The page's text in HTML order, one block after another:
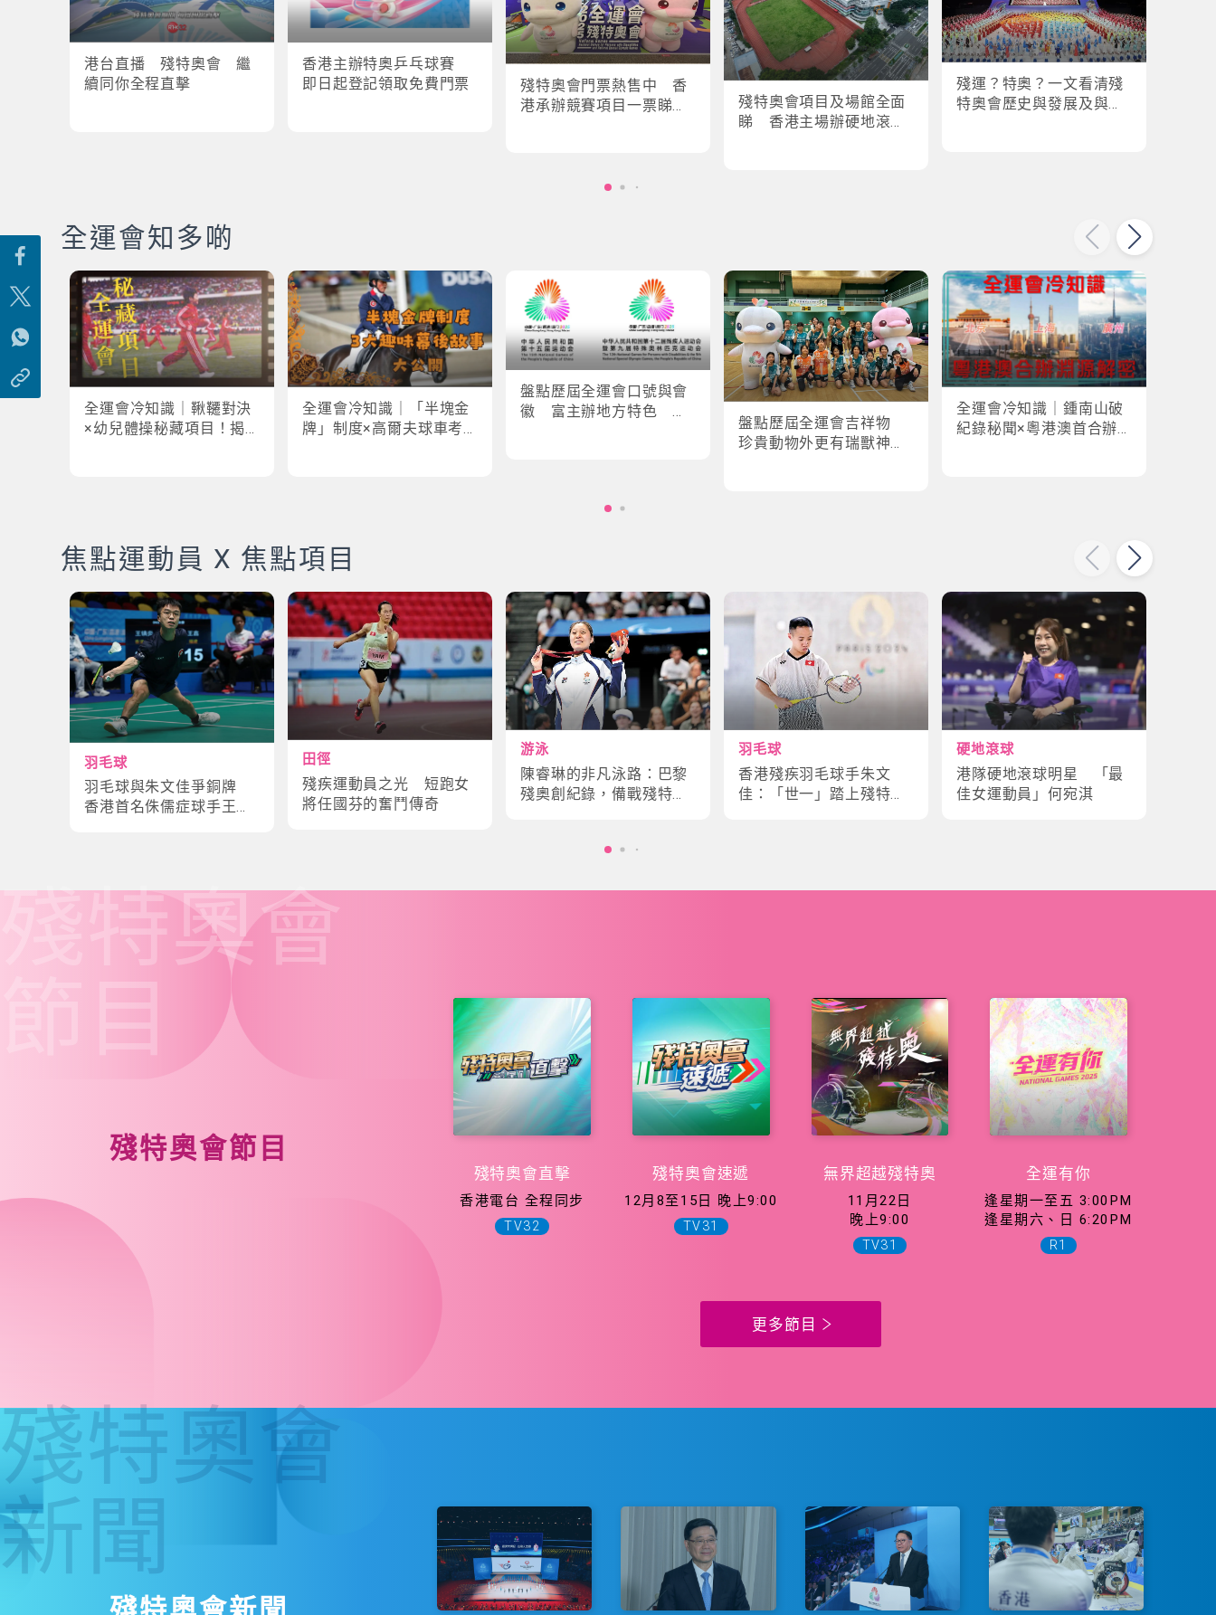
港台直播 殘特奧會 繼
續同你全程直擊
香港主辦特奧乒乓球賽
即日起登記領取免費門票
殘特奧會門票熱售中 香
港承辦競賽項目一票睇所
殘特奧會項目及場館全面
睇 香港主場辦硬地滾球
殘運？特奧？一文看清殘
特奧會歷史與發展及與全
全運會知多啲
全運會冷知識｜鞦韆對決
×幼兒體操秘藏項目！揭
全運會冷知識｜「半塊金
牌」制度×高爾夫球車考
盤點歷屆全運會口號與會
徽 富主辦地方特色 數
盤點歷屆全運會吉祥物
珍貴動物外更有瑞獸神話
全運會冷知識｜鍾南山破
紀錄秘聞×粵港澳首合辦
焦點運動員 X 焦點項目
羽毛球
羽毛球與朱文佳爭銅牌
香港首名侏儒症球手王鎮
田徑
殘疾運動員之光 短跑女
將任國芬的奮鬥傳奇
游泳
陳睿琳的非凡泳路：巴黎
殘奧創紀錄，備戰殘特奧
羽毛球
香港殘疾羽毛球手朱文
佳：「世一」踏上殘特奧
硬地滾球
港隊硬地滾球明星 「最
佳女運動員」何宛淇
殘特奧會節目
殘特奧會
殘特奧會直擊
香港電台 全程同步
TV32
殘特奧會速遞
12月8至15日 晚上9:00
TV31
無界超越殘特奧
11月22日
晚上9:00
TV31
全運有你
逢星期一至五 3:00PM
逢星期六、日 6:20PM
R1
更多節目
殘特奧會
新聞